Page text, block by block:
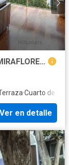
🏡 EXCLUSIVO DÚPLEX DE 230 m² EN MIRAFLORES – A MINUTOS DE LARCOMAR Y EL MALECÓN 🌊🌞🌳
·Cuarto de
Ver en detalle